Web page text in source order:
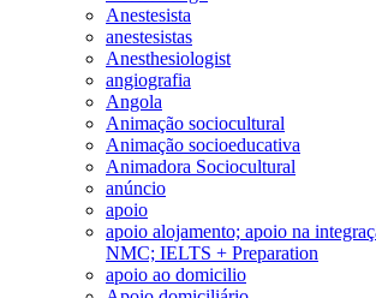
Anestesista
anestesistas
Anesthesiologist
angiografia
Angola
Animação sociocultural
Animação socioeducativa
Animadora Sociocultural
anúncio
apoio
apoio alojamento; apoio na
NMC; IELTS + Preparation
apoio ao domicilio